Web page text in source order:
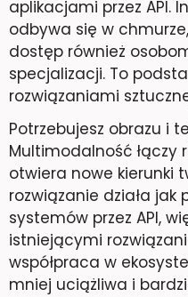
aplikacjami przez API.
odbywa się w
dostęp również
specjalizacji. To
rozwiązaniami
Potrzebujesz obrazu i
Multimodalność
otwiera nowe kierunki
rozwiązanie działa
systemów przez API,
istniejącymi
współpraca w
mniej uciążliwa i